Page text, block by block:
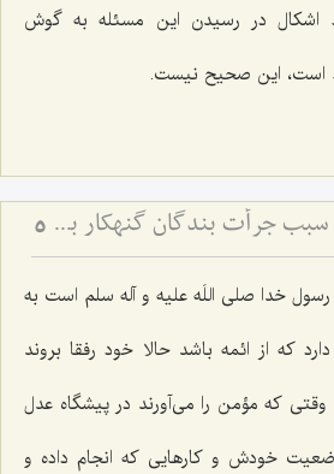
اشکال در رسیدن این مسئله به گوش
است، این صحیح نیست.
جود و کرم خداوند سبب جرأت بندگان گنهکار بر تقاضاکردن از او 5
خدا صلی اللَه علیه و آله سلم است به
که از ائمه باشد حالا خود رفقا بروند
وقتی که مؤمن را می‌آورند در پیشگاه عدل
خودش و کارهایی که انجام داده و